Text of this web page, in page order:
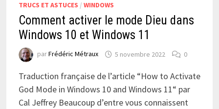
TRUCS ET ASTUCES / WINDOWS
Comment activer le mode Dieu dans
Windows 10 et Windows 11
parFrédéric Métraux 5 novembre 2022 0
Traduction française de l’article “How to Activate
God Mode in Windows 10 and Windows 11“ par
Cal Jeffrey Beaucoup d’entre vous connaissent